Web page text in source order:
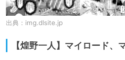
出典： img.dlsite.jp
【煌野一人】マイロード、